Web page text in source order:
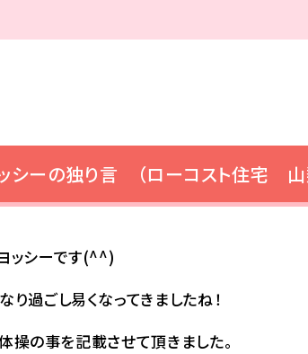
シーの独り言 （ローコスト住宅
ッシーです(^^)
り過ごし易くなってきましたね！
操の事を記載させて頂きました。